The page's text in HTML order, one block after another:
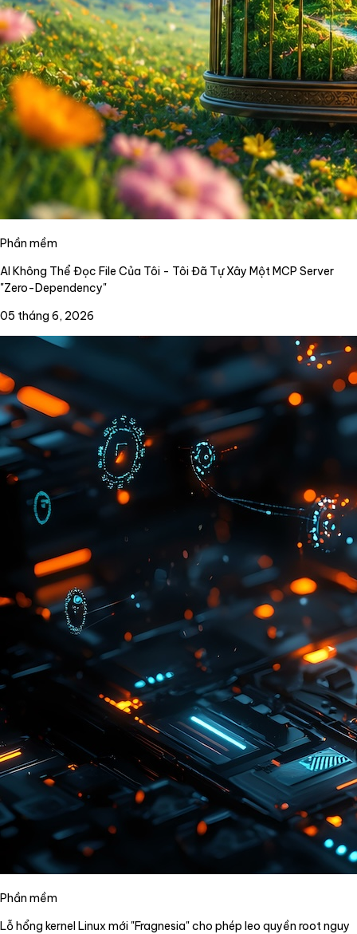
Phần mềm
AI Không Thể Đọc File Của Tôi - Tôi Đã Tự Xây Một MCP Server
"Zero-Dependency"
05 tháng 6, 2026
Phần mềm
Lỗ hổng kernel Linux mới "Fragnesia" cho phép leo quyền root nguy